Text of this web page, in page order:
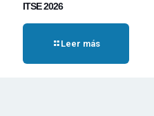
ITSE 2026
Leer más